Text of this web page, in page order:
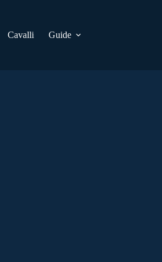
Cavalli Guide